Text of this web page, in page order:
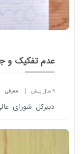
عدم تفکیک و
9 سال پیش معرفی
دبیركل شورای
دانش آموزان